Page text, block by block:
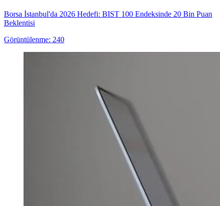
Borsa İstanbul'da 2026 Hedefi: BIST 100 Endeksinde 20 Bin Puan
Beklentisi
Görüntülenme: 240